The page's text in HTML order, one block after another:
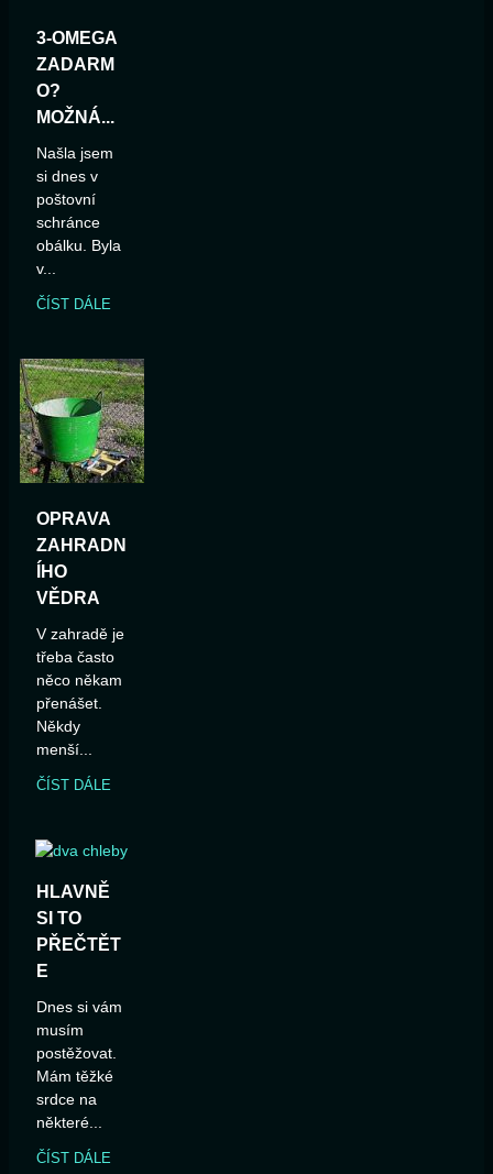
3-OMEGA
ZADARM
O?
MOŽNÁ...
Našla jsem
si dnes v
poštovní
schránce
obálku. Byla
v...
ČÍST DÁLE
OPRAVA
ZAHRADN
ÍHO
VĚDRA
V zahradě je
třeba často
něco někam
přenášet.
Někdy
menší...
ČÍST DÁLE
HLAVNĚ
SI TO
PŘEČTĚT
E
Dnes si vám
musím
postěžovat.
Mám těžké
srdce na
některé...
ČÍST DÁLE